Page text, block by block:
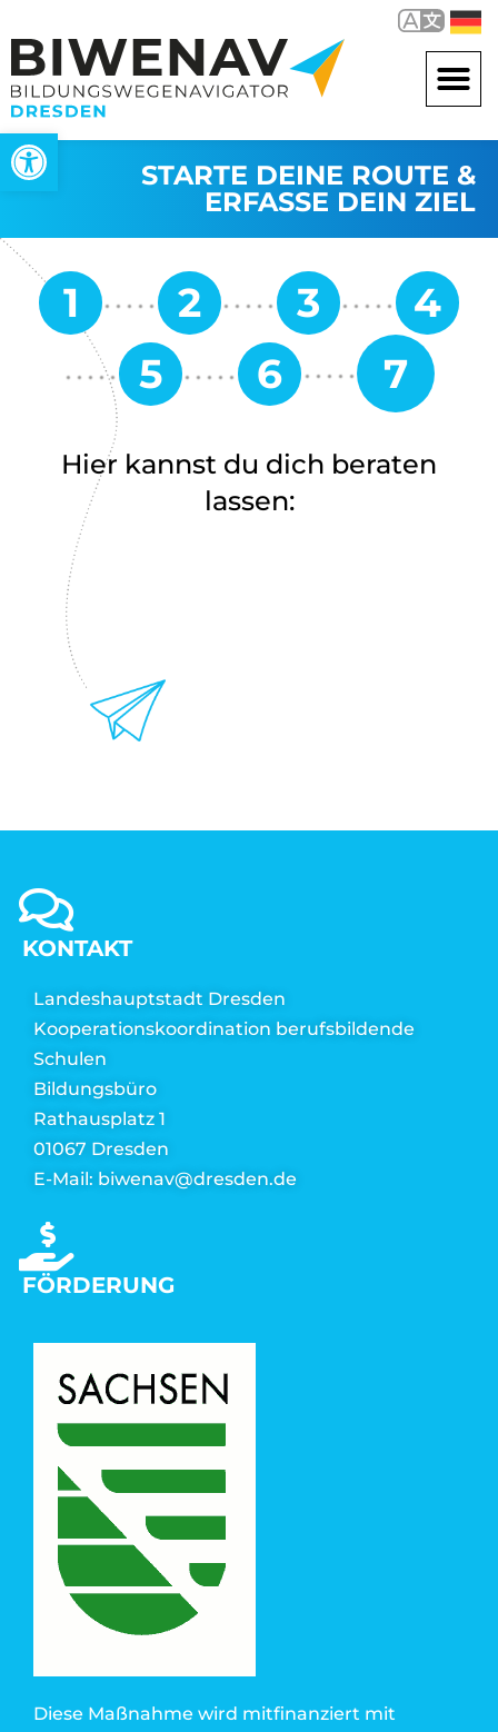
Werkzeugleiste öffnen
STARTE DEINE ROUTE &
ERFASSE DEIN ZIEL
Hier kannst du dich beraten
lassen:
KONTAKT
Landeshauptstadt Dresden
Kooperationskoordination berufsbildende
Schulen
Bildungsbüro
Rathausplatz 1
01067 Dresden
E-Mail: biwenav@dresden.de
FÖRDERUNG
Diese Maßnahme wird mitfinanziert mit